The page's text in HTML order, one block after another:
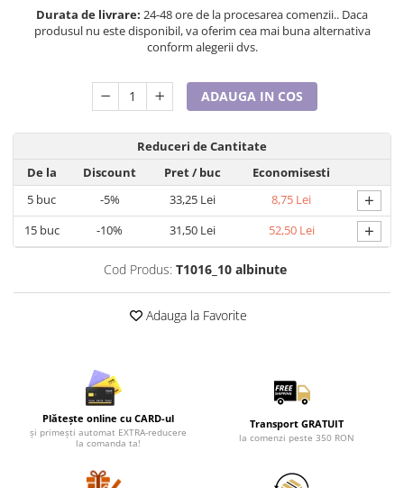
Tricouri de cuplu Valentine's Day
Valentine's Day
Cadouri pentru Nasi si Fini
Cadouri Craciun
Cadouri pentru Mama
Cadouri pentru profesori sau absolventi
Cadouri Back to school
Cadouri de Paște
Cadouri Traditionale Romanesti
8 Martie
Cadouri pentru CUPLU El & Ea
Cadouri Iubitori de animale
Cadouri Pensionare
Cadouri Colegi, sefi sau angajati
Cadouri pentru Doctori
Cadouri pentru Sfânta Maria
Durata de livrare: 24-48 ore de la procesarea comenzii.. Daca
produsul nu este disponibil, va oferim cea mai buna alternativa
conform alegerii dvs.
ADAUGA IN COS
Reduceri de Cantitate
De la
Discount Pret/ buc
Economisesti
5 buc -5% 33,25 Lei 8,75 Lei +
15buc -10% 31,50 Lei 52,50 Lei +
Cod Produs: T1016_10 albinute
Adauga la Favorite
Plătește online cu CARD-ul
și primești automat EXTRA-reducere
la comanda ta!
Transport GRATUIT
la comenzi peste 350 RON